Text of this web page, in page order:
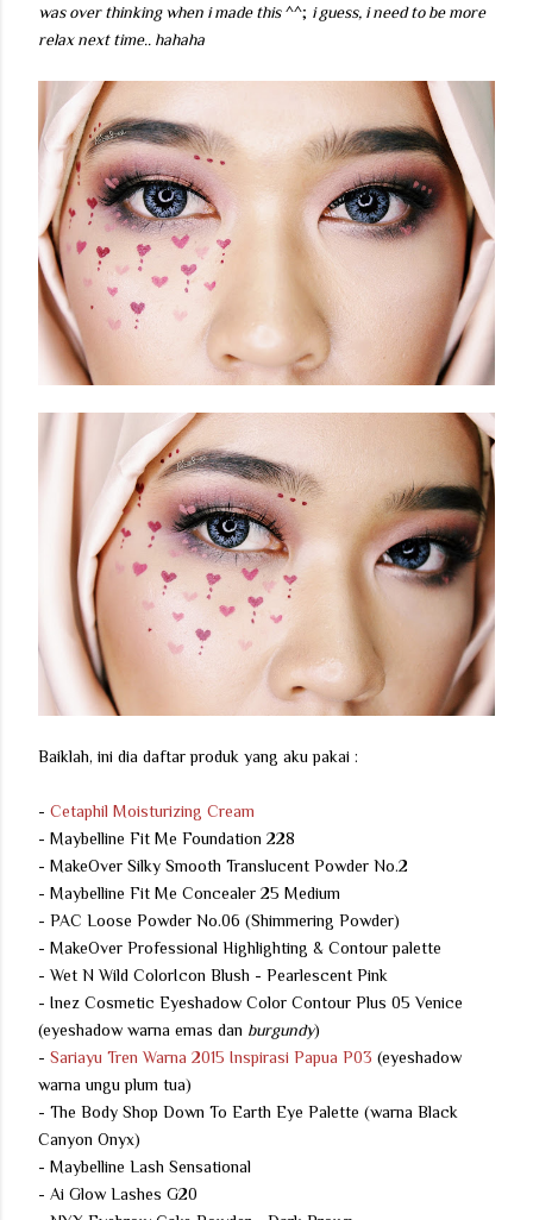
was over thinking when i made this^^; i guess, i need to be more
relax next time.. hahaha
Baiklah, ini dia daftar produk yang aku pakai :
- Cetaphil Moisturizing Cream
- Maybelline Fit Me Foundation 228
- MakeOver Silky Smooth Translucent Powder No.2
- Maybelline Fit Me Concealer 25 Medium
- PAC Loose Powder No.06 (Shimmering Powder)
- MakeOver Professional Highlighting & Contour palette
- Wet N Wild ColorIcon Blush - Pearlescent Pink
- Inez Cosmetic Eyeshadow Color Contour Plus 05 Venice
(eyeshadow warna emas dan burgundy)
- Sariayu Tren Warna 2015 Inspirasi Papua P03 (eyeshadow
warna ungu plum tua)
- The Body Shop Down To Earth Eye Palette (warna Black
Canyon Onyx)
- Maybelline Lash Sensational
- Ai Glow Lashes G20